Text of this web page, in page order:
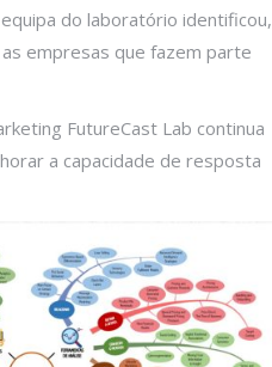
do laboratório identificou,
empresas que fazem parte
FutureCast Lab continua
a capacidade de resposta